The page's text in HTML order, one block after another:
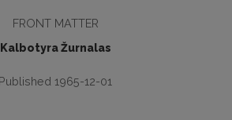
FRONT MATTER
Kalbotyra Žurnalas
Published 1965-12-01